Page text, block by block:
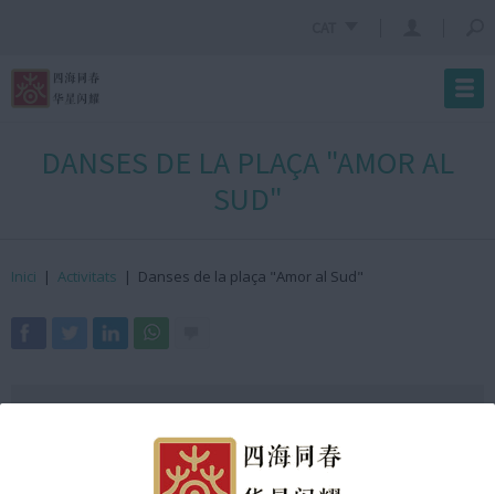
DANSES DE LA PLAÇA "AMOR AL
SUD"
Inici | Activitats | Danses de la plaça "Amor al Sud"
21 de gener de 2023
18:08h GMT +2